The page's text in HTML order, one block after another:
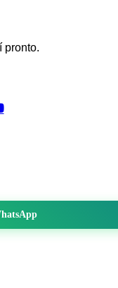
pronto.